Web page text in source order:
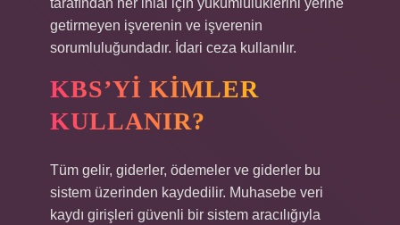
tarafından her ihlal için yükümlülüklerini yerine
getirmeyen işverenin ve işverenin
sorumluluğundadır. İdari ceza kullanılır.
KBS’YI KIMLER
KULLANIR?
Tüm gelir, giderler, ödemeler ve giderler bu
sistem üzerinden kaydedilir. Muhasebe veri
kaydı girişleri güvenli bir sistem aracılığıyla